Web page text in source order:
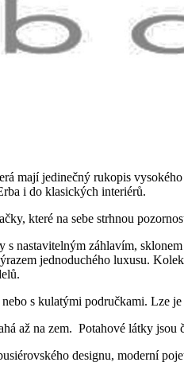
mají jedinečný rukopis
i do klasických interiérů.
které na sebe strhnou
nastavitelným záhlavím,
jednoduchého luxusu.
s kulatými područkami. Lze
až na zem. Potahové látky
designu, moderní